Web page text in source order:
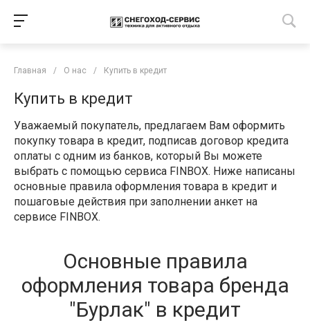
Главная / О нас / Купить в кредит
Купить в кредит
Уважаемый покупатель, предлагаем Вам оформить
покупку товара в кредит, подписав договор кредита
оплаты с одним из банков, который Вы можете
выбрать с помощью сервиса FINBOX. Ниже написаны
основные правила оформления товара в кредит и
пошаговые действия при заполнении анкет на
сервисе FINBOX.
Основные правила
оформления товара бренда
"Бурлак" в кредит